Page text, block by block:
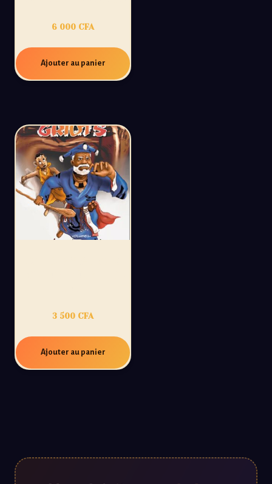
6 000 CFA
Ajouter au panier
3 500 CFA
Ajouter au panier